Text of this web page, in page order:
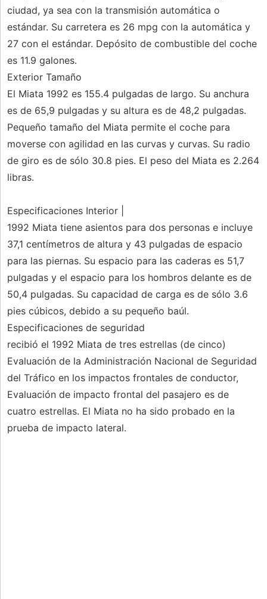
ciudad, ya sea con la transmisión automática o
estándar. Su carretera es 26 mpg con la automática y
27 con el estándar. Depósito de combustible del coche
es 11.9 galones.
Exterior Tamaño
El Miata 1992 es 155.4 pulgadas de largo. Su anchura
es de 65,9 pulgadas y su altura es de 48,2 pulgadas.
Pequeño tamaño del Miata permite el coche para
moverse con agilidad en las curvas y curvas. Su radio
de giro es de sólo 30.8 pies. El peso del Miata es 2.264
libras.
Especificaciones Interior |
1992 Miata tiene asientos para dos personas e incluye
37,1 centímetros de altura y 43 pulgadas de espacio
para las piernas. Su espacio para las caderas es 51,7
pulgadas y el espacio para los hombros delante es de
50,4 pulgadas. Su capacidad de carga es de sólo 3.6
pies cúbicos, debido a su pequeño baúl.
Especificaciones de seguridad
recibió el 1992 Miata de tres estrellas (de cinco)
Evaluación de la Administración Nacional de Seguridad
del Tráfico en los impactos frontales de conductor,
Evaluación de impacto frontal del pasajero es de
cuatro estrellas. El Miata no ha sido probado en la
prueba de impacto lateral.